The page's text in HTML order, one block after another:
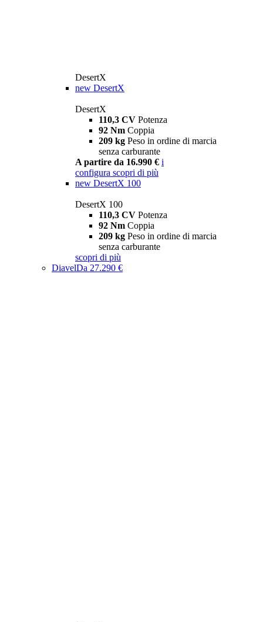
DesertX
new DesertX
DesertX
110,3 CV Potenza
92 Nm Coppia
209 kg Peso in ordine di marcia
senza carburante
A partire da 16.990 € i
configura scopri di più
new DesertX 100
DesertX 100
110,3 CV Potenza
92 Nm Coppia
209 kg Peso in ordine di marcia
senza carburante
scopri di più
DiavelDa 27.290 €